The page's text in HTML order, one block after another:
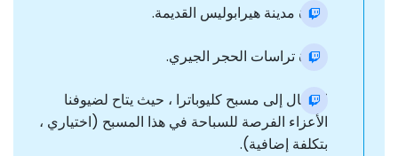
زيارة مدينة هيرابوليس القديمة.
زيارة تراسات الحجر الجيري.
الانتقال إلى مسبح كليوباترا ، حيث يتاح لضيوفنا
الأعزاء الفرصة للسباحة في هذا المسبح (اختياري ،
بتكلفة إضافية).